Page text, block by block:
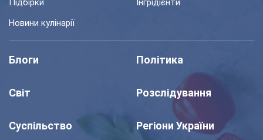
Підбірки
Інгрідієнти
Новини кулінарії
Блоги Політика
Світ Розслідування
Суспільство Регіони України